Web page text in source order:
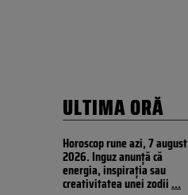
ULTIMA ORĂ
Horoscop rune azi, 7 august
2026. Inguz anunță că
energia, inspirația sau
creativitatea unei zodii...